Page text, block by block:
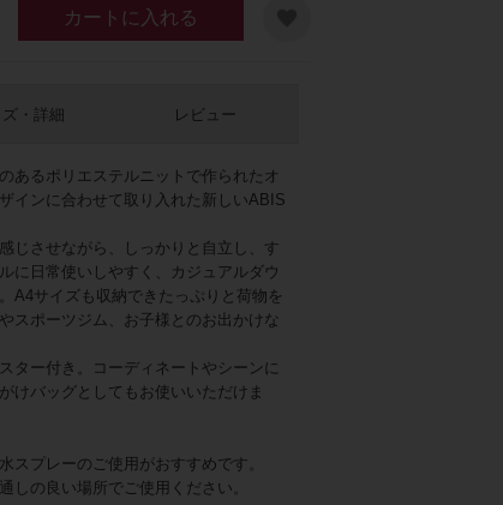
カートに入れる
あるポリエステルニットで作られたオ
インに合わせて取り入れた新しいABIS
じさせながら、しっかりと自立し、す
に日常使いしやすく、カジュアルダウ
A4サイズも収納できたっぷりと荷物を
スポーツジム、お子様とのお出かけな
ター付き。コーディネートやシーンに
けバッグとしてもお使いいただけま
プレーのご使用がおすすめです。
の良い場所でご使用ください。
ズ・詳細 レビュー